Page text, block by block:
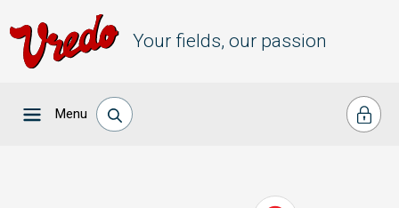
Your fields, our passion
Menu